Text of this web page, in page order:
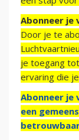
Abonneer je
Door je te
je toegang
ervaring die
Abonneer je
een